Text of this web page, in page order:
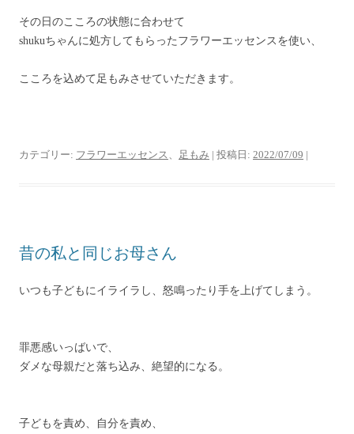
その日のこころの状態に合わせて
shukuちゃんに処方してもらったフラワーエッセンスを使い、
こころを込めて足もみさせていただきます。
カテゴリー: フラワーエッセンス 、 足もみ | 投稿日: 2022/07/09 |
昔の私と同じお母さん
いつも子どもにイライラし、怒鳴ったり手を上げてしまう。
罪悪感いっばいで、
ダメな母親だと落ち込み、絶望的になる。
子どもを責め、自分を責め、